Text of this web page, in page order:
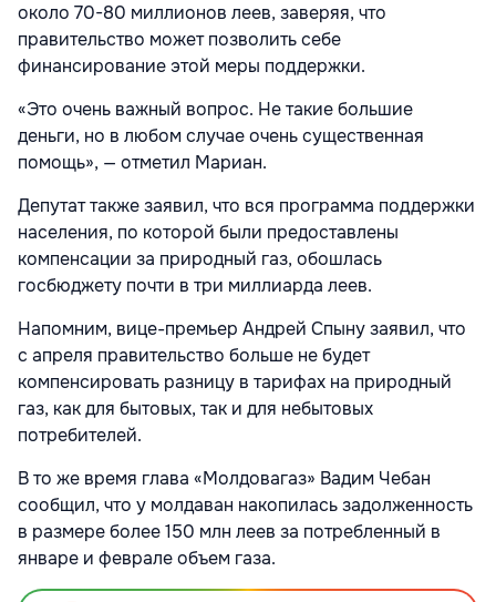
около 70-80 миллионов леев, заверяя, что
правительство может позволить себе
финансирование этой меры поддержки.
«Это очень важный вопрос. Не такие большие
деньги, но в любом случае очень существенная
помощь», — отметил Мариан.
Депутат также заявил, что вся программа поддержки
населения, по которой были предоставлены
компенсации за природный газ, обошлась
госбюджету почти в три миллиарда леев.
Напомним, вице-премьер Андрей Спыну заявил, что
с апреля правительство больше не будет
компенсировать разницу в тарифах на природный
газ, как для бытовых, так и для небытовых
потребителей.
В то же время глава «Молдовагаз» Вадим Чебан
сообщил, что у молдаван накопилась задолженность
в размере более 150 млн леев за потребленный в
январе и феврале объем газа.